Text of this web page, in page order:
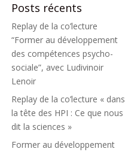
Posts récents
Replay de la co’lecture
“Former au développement
des compétences psycho-
sociale”, avec Ludivinoir
Lenoir
Replay de la co’lecture « dans
la tête des HPI : Ce que nous
dit la sciences »
Former au développement